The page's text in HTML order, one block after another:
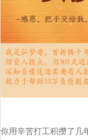
你用辛苦打工积攒了几